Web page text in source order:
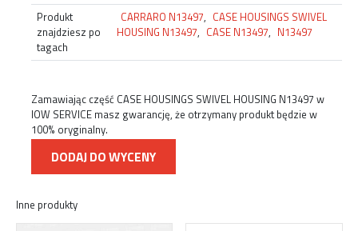
Produkt
znajdziesz po
tagach
CARRARO N13497, CASE HOUSINGS SWIVEL
HOUSING N13497, CASE N13497, N13497
Zamawiając część CASE HOUSINGS SWIVEL HOUSING N13497 w
IOW SERVICE masz gwarancję, że otrzymany produkt będzie w
100% oryginalny.
DODAJ DO WYCENY
Inne produkty